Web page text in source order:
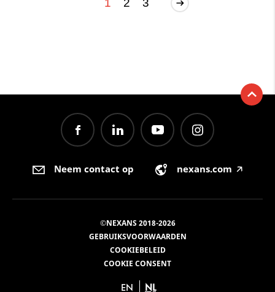
1 2 3
Neem contact op nexans.com 🡥
©NEXANS 2018-2026
GEBRUIKSVOORWAARDEN
COOKIEBELEID
COOKIE CONSENT
EN NL